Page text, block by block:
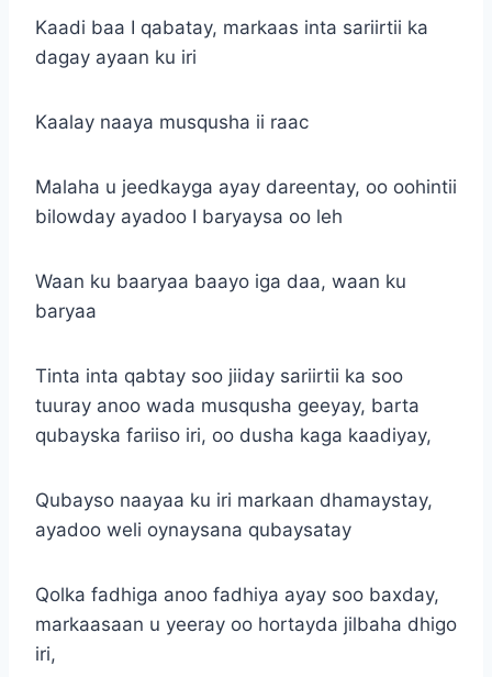
Kaadi baa I qabatay, markaas inta sariirtii ka
dagay ayaan ku iri
Kaalay naaya musqusha ii raac
Malaha u jeedkayga ayay dareentay, oo oohintii
bilowday ayadoo I baryaysa oo leh
Waan ku baaryaa baayo iga daa, waan ku
baryaa
Tinta inta qabtay soo jiiday sariirtii ka soo
tuuray anoo wada musqusha geeyay, barta
qubayska fariiso iri, oo dusha kaga kaadiyay,
Qubayso naayaa ku iri markaan dhamaystay,
ayadoo weli oynaysana qubaysatay
Qolka fadhiga anoo fadhiya ayay soo baxday,
markaasaan u yeeray oo hortayda jilbaha dhigo
iri,